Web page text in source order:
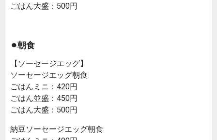
ごはん大盛：500円
⚫︎朝食
【ソーセージエッグ】
ソーセージエッグ朝食
ごはんミニ：420円
ごはん並盛：450円
ごはん大盛：500円
納豆ソーセージエッグ朝食